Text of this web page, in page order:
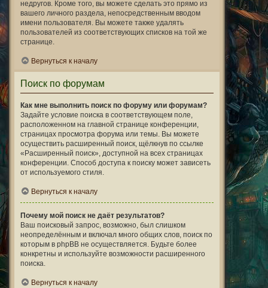
недругов. Кроме того, вы можете сделать это прямо из
вашего личного раздела, непосредственным вводом
имени пользователя. Вы можете также удалять
пользователей из соответствующих списков на той же
странице.
Вернуться к началу
Поиск по форумам
Как мне выполнить поиск по форуму или форумам?
Задайте условие поиска в соответствующем поле,
расположенном на главной странице конференции,
страницах просмотра форума или темы. Вы можете
осуществить расширенный поиск, щёлкнув по ссылке
«Расширенный поиск», доступной на всех страницах
конференции. Способ доступа к поиску может зависеть
от используемого стиля.
Вернуться к началу
Почему мой поиск не даёт результатов?
Ваш поисковый запрос, возможно, был слишком
неопределённым и включал много общих слов, поиск по
которым в phpBB не осуществляется. Будьте более
конкретны и используйте возможности расширенного
поиска.
Вернуться к началу